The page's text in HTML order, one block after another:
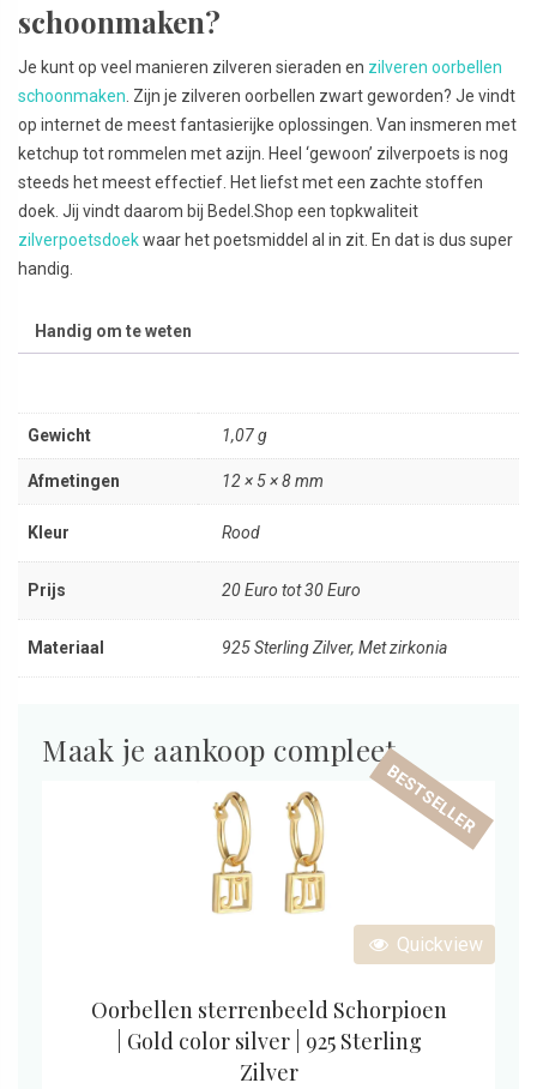
schoonmaken?
Je kunt op veel manieren zilveren sieraden en zilveren oorbellen
schoonmaken . Zijn je zilveren oorbellen zwart geworden? Je vindt
op internet de meest fantasierijke oplossingen. Van insmeren met
ketchup tot rommelen met azijn. Heel ‘gewoon’ zilverpoets is nog
steeds het meest effectief. Het liefst met een zachte stoffen
doek. Jij vindt daarom bij Bedel.Shop een topkwaliteit
zilverpoetsdoekwaar het poetsmiddel al in zit. En dat is dus super
handig.
Handig om te weten
Gewicht 1,07 g
Afmetingen 12 × 5 × 8 mm
Kleur Rood
Prijs 20 Euro tot 30 Euro
Materiaal 925 Sterling Zilver, Met zirkonia
Maak je aankoop compleet
Quickview
BESTSELLER
Oorbellen sterrenbeeld Schorpioen
| Gold color silver | 925 Sterling
Zilver